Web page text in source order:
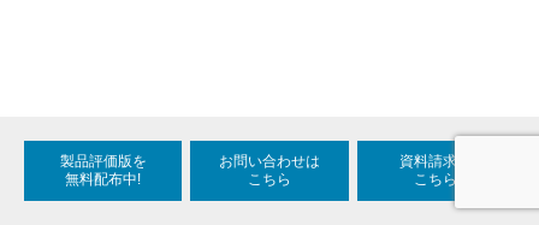
製品評価版を
無料配布中!
お問い合わせは
こちら
資料請求は
こちら